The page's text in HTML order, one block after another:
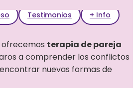
Testimonios + Info
ofrecemos terapia de pareja
a comprender los conflictos
nuevas formas de